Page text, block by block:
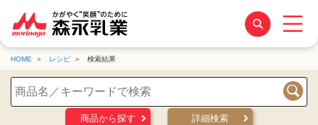
HOME レシピ 検索結果
検索
商品から探す
詳細検索